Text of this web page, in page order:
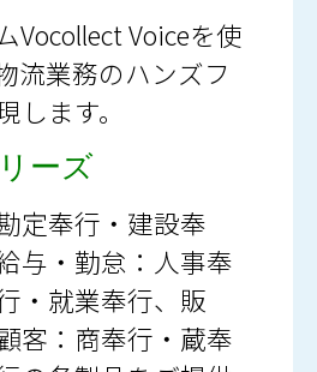
Vocollect Voiceを使
流業務のハンズフ
します。
ーズ
定奉行・建設奉
与・勤怠：人事奉
・就業奉行、販
客：商奉行・蔵奉